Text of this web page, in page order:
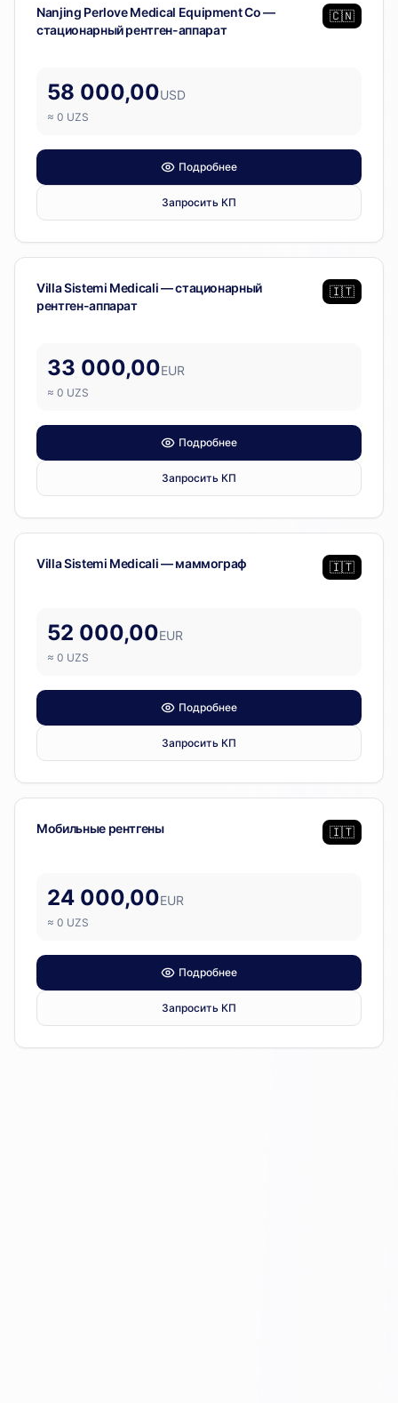
Диагностическое оборудование
Nanjing Perlove Medical Equipment Co —
стационарный рентген-аппарат
🇨🇳
58 000,00USD
≈ 0 UZS
Подробнее
Запросить КП
Диагностическое оборудование
Villa Sistemi Medicali — стационарный
рентген-аппарат
🇮🇹
33 000,00EUR
≈ 0 UZS
Подробнее
Запросить КП
Диагностическое оборудование
Villa Sistemi Medicali — маммограф 🇮🇹
52 000,00EUR
≈ 0 UZS
Подробнее
Запросить КП
Диагностическое оборудование
Мобильные рентгены 🇮🇹
24 000,00EUR
≈ 0 UZS
Подробнее
Запросить КП